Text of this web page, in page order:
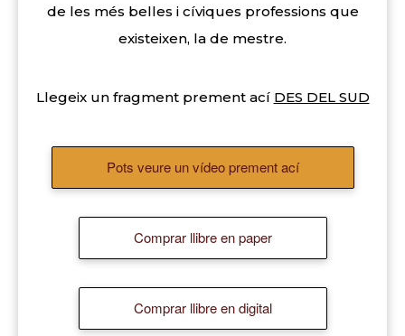
de les més belles i cíviques professions que
existeixen, la de mestre.
Llegeix un fragment prement ací DES DEL SUD
Pots veure un vídeo prement ací
Comprar llibre en paper
Comprar llibre en digital